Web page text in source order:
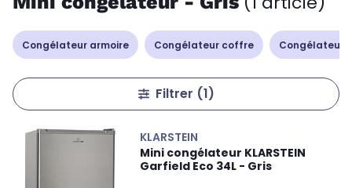
Congélateur armoire Congélateur coffre Congélateur
Filtrer (1)
KLARSTEIN
Mini congélateur KLARSTEIN
Garfield Eco 34L - Gris